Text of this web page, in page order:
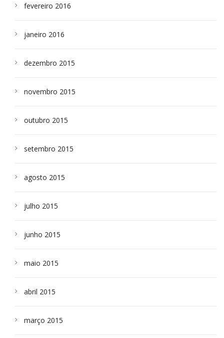
fevereiro 2016
janeiro 2016
dezembro 2015
novembro 2015
outubro 2015
setembro 2015
agosto 2015
julho 2015
junho 2015
maio 2015
abril 2015
março 2015